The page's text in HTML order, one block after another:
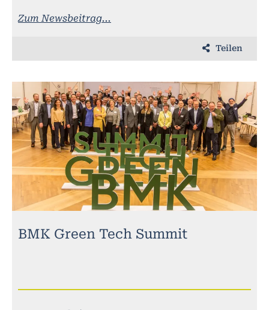
Zum Newsbeitrag...
Teilen
BMK Green Tech Summit